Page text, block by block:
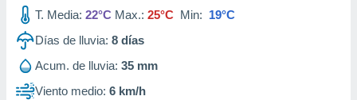
1199
T. Media: 22°C Max.: 25°C Min: 19°C
Días de lluvia: 8 días
Acum. de lluvia: 35 mm
Viento medio: 6 km/h